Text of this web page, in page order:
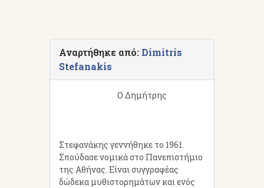
Αναρτήθηκε από: Dimitris
Stefanakis
Ο Δημήτρης
Στεφανάκης γεννήθηκε το 1961.
Σπούδασε νομικά στο Πανεπιστήμιο
της Αθήνας. Είναι συγγραφέας
δώδεκα μυθιστορημάτων και ενός